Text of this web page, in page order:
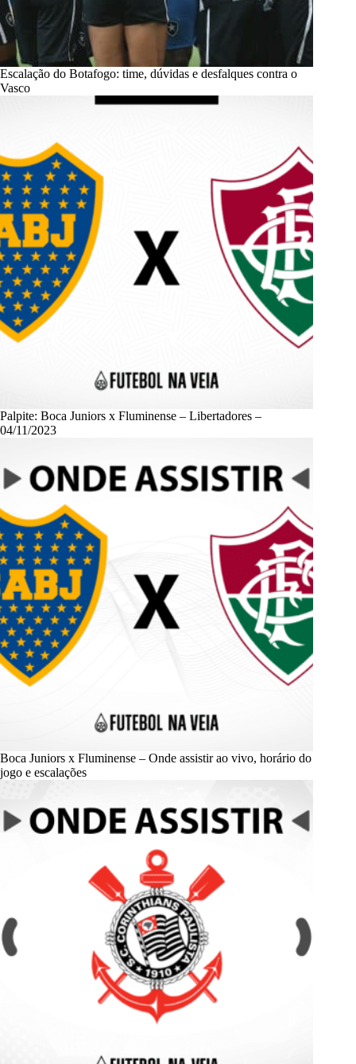
Escalação do Botafogo: time, dúvidas e desfalques contra o
Vasco
Palpite: Boca Juniors x Fluminense – Libertadores –
04/11/2023
Boca Juniors x Fluminense – Onde assistir ao vivo, horário do
jogo e escalações